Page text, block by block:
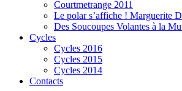
Courtmetrange 2011
Le polar s’affiche ! Marguerite
Des Soucoupes Volantes à la
Cycles
Cycles 2016
Cycles 2015
Cycles 2014
Contacts